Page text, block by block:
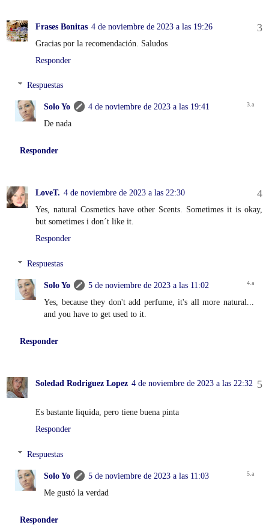
Frases Bonitas 4 de noviembre de 2023 a las 19:26
Gracias por la recomendación. Saludos
Responder
Respuestas
Solo Yo
4 de noviembre de 2023 a las 19:41
De nada
Responder
LoveT. 4 de noviembre de 2023 a las 22:30
Yes, natural Cosmetics have other Scents. Sometimes it is okay,
but sometimes i don´t like it.
Responder
Respuestas
Solo Yo
5 de noviembre de 2023 a las 11:02
Yes, because they don't add perfume, it's all more natural...
and you have to get used to it.
Responder
Soledad Rodriguez Lopez 4 de noviembre de 2023 a las 22:32
Es bastante liquida, pero tiene buena pinta
Responder
Respuestas
Solo Yo
5 de noviembre de 2023 a las 11:03
Me gustó la verdad
Responder